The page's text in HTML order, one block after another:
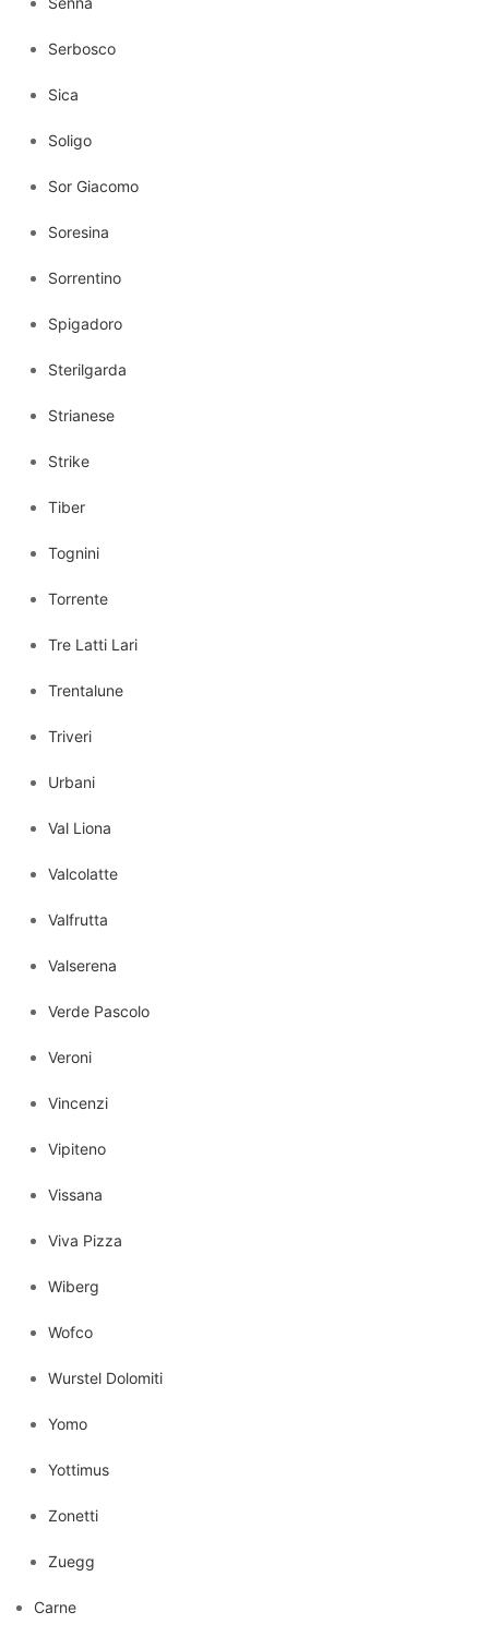
Serbosco
Sica
Soligo
Sor Giacomo
Soresina
Sorrentino
Spigadoro
Sterilgarda
Strianese
Strike
Tiber
Tognini
Torrente
Tre Latti Lari
Trentalune
Triveri
Urbani
Val Liona
Valcolatte
Valfrutta
Valserena
Verde Pascolo
Veroni
Vincenzi
Vipiteno
Vissana
Viva Pizza
Wiberg
Wofco
Wurstel Dolomiti
Yomo
Yottimus
Zonetti
Zuegg
Carne